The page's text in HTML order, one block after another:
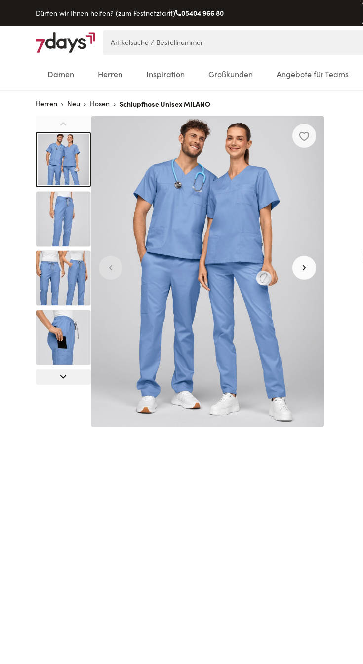
Dürfen wir Ihnen helfen? (zum Festnetztarif) 05404 966 80
Direkt zum Inhalt
Damen Herren Inspiration Großkunden Angebote für Teams
Herren Neu Hosen Schlupfhose Unisex MILANO